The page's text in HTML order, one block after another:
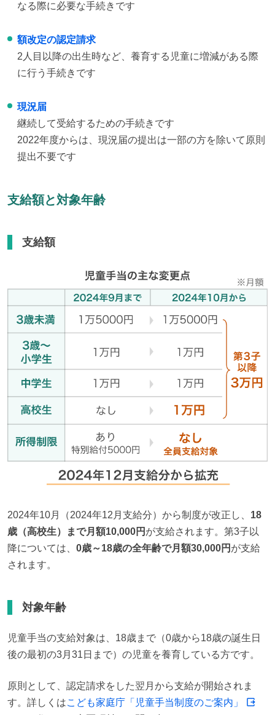
なる際に必要な手続きです
額改定の認定請求
2人目以降の出生時など、養育する児童に増減がある際
に行う手続きです
現況届
継続して受給するための手続きです
2022年度からは、現況届の提出は一部の方を除いて原則
提出不要です
支給額と対象年齢
支給額
2024年10月（2024年12月支給分）から制度が改正し、 18
歳（高校生）まで月額10,000円 が支給されます。第3子以
降については、 0歳～18歳の全年齢で月額30,000円 が支給
されます。
対象年齢
児童手当の支給対象は、18歳まで（0歳から18歳の誕生日
後の最初の3月31日まで）の児童を養育している方です。
原則として、認定請求をした翌月から支給が開始されま
す。詳しくはこども家庭庁「児童手当制度のご案内」